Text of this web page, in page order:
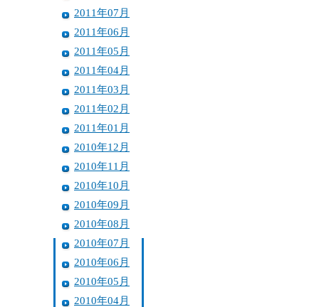
2011年07月
2011年06月
2011年05月
2011年04月
2011年03月
2011年02月
2011年01月
2010年12月
2010年11月
2010年10月
2010年09月
2010年08月
2010年07月
2010年06月
2010年05月
2010年04月